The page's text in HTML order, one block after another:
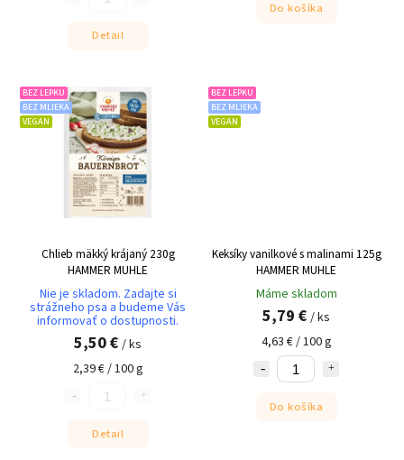
Detail
Do košíka
BEZ LEPKU
BEZ MLIEKA
VEGAN
Chlieb mäkký krájaný 230g
HAMMER MUHLE
Nie je skladom. Zadajte si
strážneho psa a budeme Vás
informovať o dostupnosti.
5,50 € / ks
2,39 € / 100 g
Detail
BEZ LEPKU
BEZ MLIEKA
VEGAN
Keksíky vanilkové s malinami 125g
HAMMER MUHLE
Máme skladom
5,79 € / ks
4,63 € / 100 g
Do košíka